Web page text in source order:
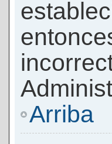
Arriba